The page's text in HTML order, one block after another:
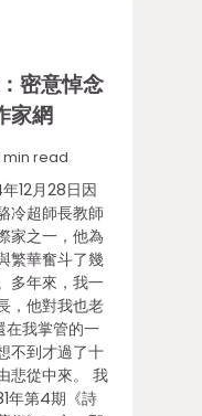
密意悼念
家網
min read
12月28日因
冷超師長教師
家之一，他為
繁華奮斗了幾
多年來，我一
，他對我也老
在我掌管的一
不到才過了十
悲從中來。 我
年第4期《詩